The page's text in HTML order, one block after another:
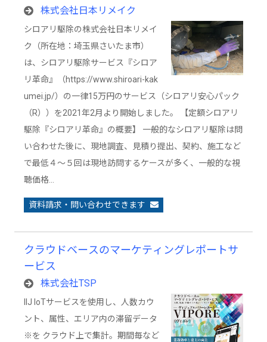
始！見積不要で訪問回数１回のみ、利用者と
の接触回数を徹底的に減らし家を守る
株式会社日本リメイク
シロアリ駆除の株式会社日本リメイ
ク（所在地：埼玉県さいたま市）
は、シロアリ駆除サービス『シロア
リ革命』（https://www.shiroari-kak
umei.jp/）の一律15万円のサービス（シロアリ安心パック
（R））を2021年2月より開始しました。 【定額シロアリ
駆除『シロアリ革命』の概要】 一般的なシロアリ駆除は問
い合わせた後に、現地調査、見積り提出、契約、施工など
で最低４～５回は現地訪問するケースが多く、一般的な視
聴価格…
資料請求・問い合わせできます
クラウドベースのマーケティングレポートサ
ービス
株式会社TSP
IIJ IoTサービスを使用し、人数カウ
ント、属性、エリア内の滞留データ
※を クラウド上で集計。期間毎など